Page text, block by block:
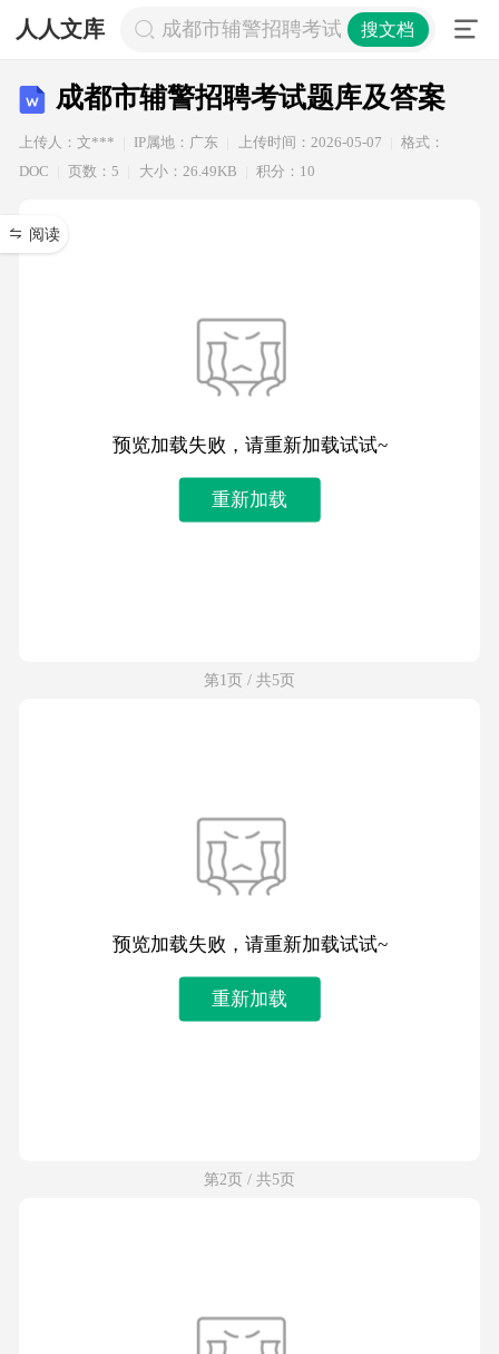
人人文库 成都市辅警招聘考试题库及答案
搜文档
成都市辅警招聘考试题库及答案
上传人：文*** IP属地：广东 上传时间：2026-05-07
格式：
DOC
页数：5 大小：26.49KB 积分：10
阅读
预览加载失败，请重新加载试试~
重新加载
第1页 / 共5页
预览加载失败，请重新加载试试~
重新加载
第2页 / 共5页